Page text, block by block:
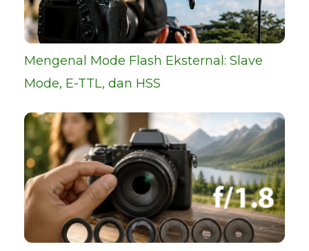
Mengenal Mode Flash Eksternal: Slave
Mode, E-TTL, dan HSS